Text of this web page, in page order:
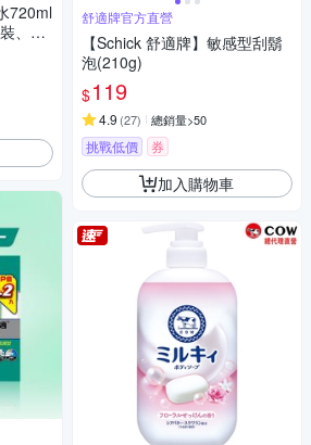
720ml
、牙
舒適牌官方直營
【Schick 舒適牌】敏感型刮鬍
泡(210g)
$119
4.9 (27) 總銷量>50
挑戰低價 券
加入購物車